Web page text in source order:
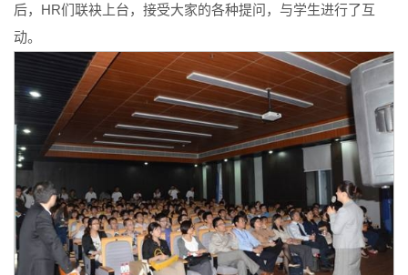
后，HR们联袂上台，接受大家的各种提问，与学生进行了互
动。